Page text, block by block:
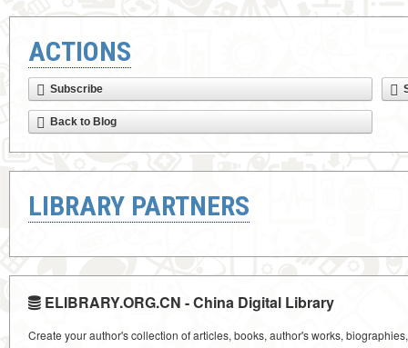
ACTIONS
Subscribe
Back to Blog
LIBRARY PARTNERS
ELIBRARY.ORG.CN - China Digital Library
Create your author's collection of articles, books, author's works,